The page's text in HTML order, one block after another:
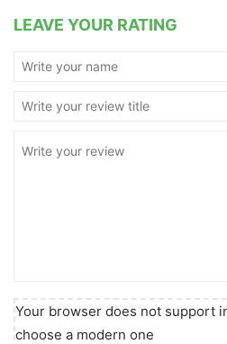
LEAVE YOUR RATING
Your browser does not support
choose a modern one